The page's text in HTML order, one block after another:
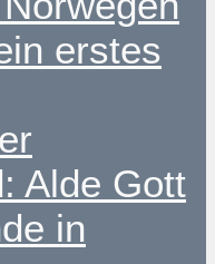
erstes
Alde Gott
in